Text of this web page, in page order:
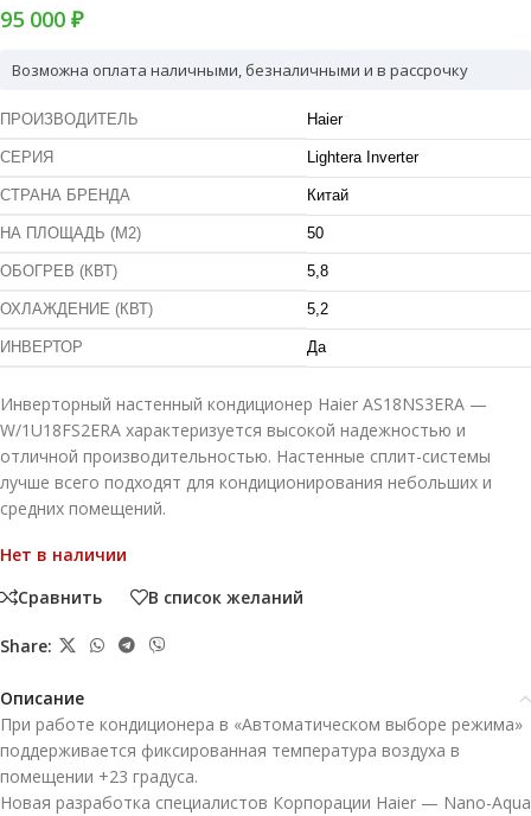
95 000 ₽
Возможна оплата наличными, безналичными и в рассрочку
ПРОИЗВОДИТЕЛЬ Haier
СЕРИЯ Lightera Inverter
СТРАНА БРЕНДА Китай
НА ПЛОЩАДЬ (М2) 50
ОБОГРЕВ (КВТ) 5,8
ОХЛАЖДЕНИЕ (КВТ) 5,2
ИНВЕРТОР Да
Инверторный настенный кондиционер Haier AS18NS3ERA —
W/1U18FS2ERA характеризуется высокой надежностью и
отличной производительностью. Настенные сплит-системы
лучше всего подходят для кондиционирования небольших и
средних помещений.
Нет в наличии
Сравнить
В список желаний
Share:
Описание
При работе кондиционера в «Автоматическом выборе режима»
поддерживается фиксированная температура воздуха в
помещении +23 градуса.
Новая разработка специалистов Корпорации Haier — Nano-Aqua